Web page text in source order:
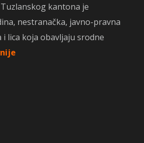
kantona je
nestranačka, javno-pravna
lica koja obavljaju srodne